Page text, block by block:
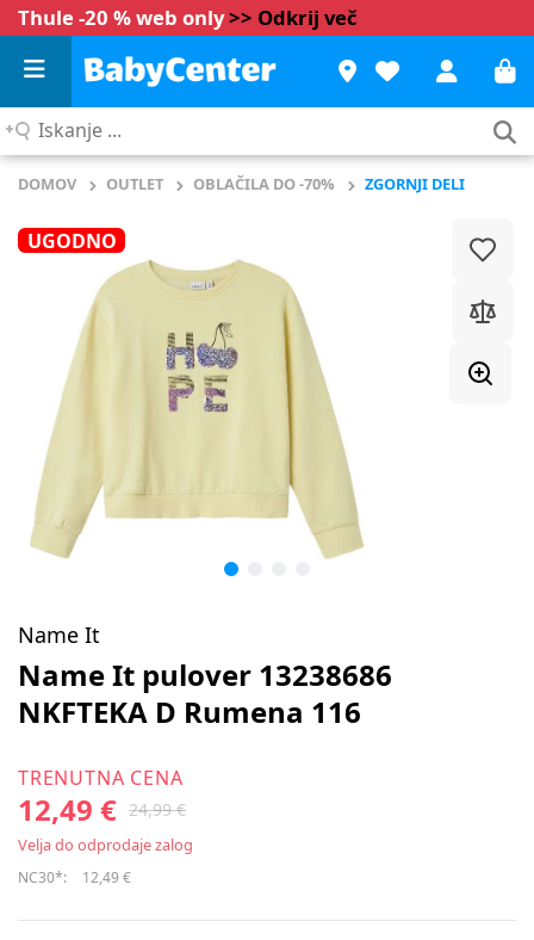
Thule -20 % web only>> Odkrij več
Iskanje
DOMOV OUTLET OBLAČILA DO -70% ZGORNJI DELI
UGODNO
Name It
Name It pulover 13238686
NKFTEKA D Rumena 116
TRENUTNA CENA
12,49 € 24,99 €
Velja do odprodaje zalog
NC30*: 12,49 €